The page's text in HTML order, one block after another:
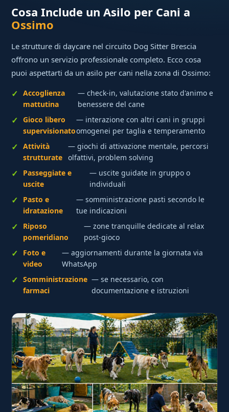
Cosa Include un Asilo per Cani a
Ossimo
Le strutture di daycare nel circuito Dog Sitter Brescia
offrono un servizio professionale completo. Ecco cosa
puoi aspettarti da un asilo per cani nella zona di Ossimo:
Accoglienza
mattutina
— check-in, valutazione stato d'animo e
benessere del cane
Gioco libero
supervisionato
— interazione con altri cani in gruppi
omogenei per taglia e temperamento
Attività
strutturate
— giochi di attivazione mentale, percorsi
olfattivi, problem solving
Passeggiate e
uscite
— uscite guidate in gruppo o
individuali
Pasto e
idratazione
— somministrazione pasti secondo le
tue indicazioni
Riposo
pomeridiano
— zone tranquille dedicate al relax
post-gioco
Foto e
video
— aggiornamenti durante la giornata via
WhatsApp
Somministrazione
farmaci
— se necessario, con
documentazione e istruzioni